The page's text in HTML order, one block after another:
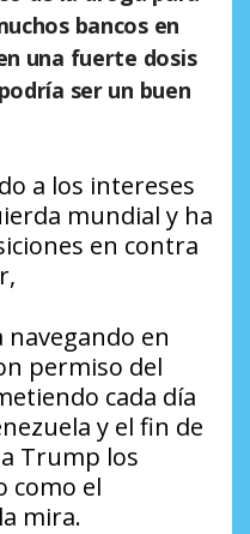
bancos en
una fuerte dosis
ser un buen
a los intereses
mundial y ha
en contra
navegando en
permiso del
cada día
y el fin de
Trump los
como el
mira.